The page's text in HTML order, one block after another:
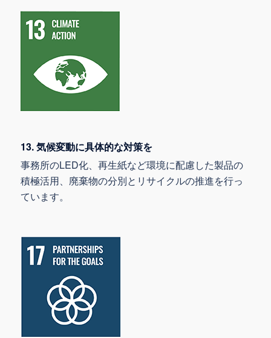
13. 気候変動に具体的な対策を
事務所のLED化、再生紙など環境に配慮した製品の
積極活用、廃棄物の分別とリサイクルの推進を行っ
ています。